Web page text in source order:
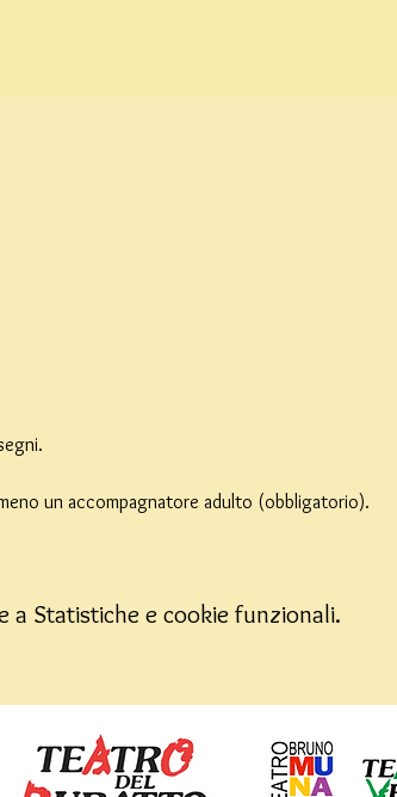
un accompagnatore adulto (obbligatorio).
a Statistiche e cookie funzionali.